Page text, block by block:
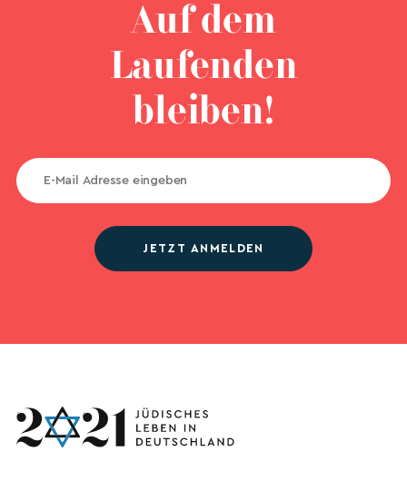
Auf dem
Laufenden
bleiben!
JETZT ANMELDEN